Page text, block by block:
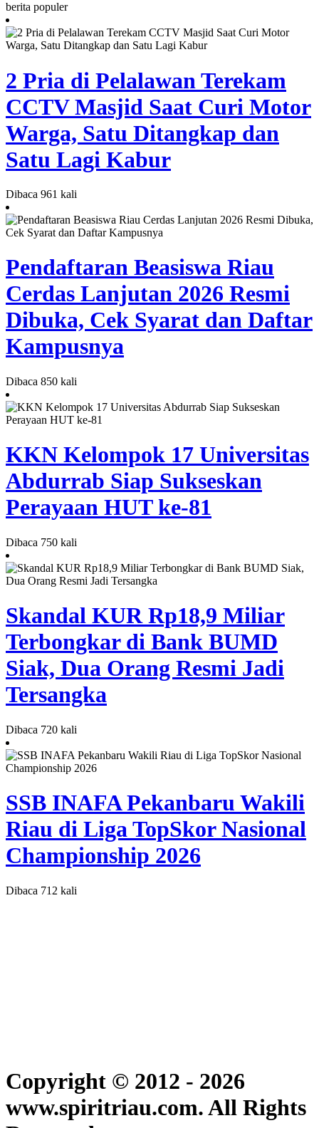
berita populer
2 Pria di Pelalawan Terekam
CCTV Masjid Saat Curi Motor
Warga, Satu Ditangkap dan
Satu Lagi Kabur
Dibaca 961 kali
Pendaftaran Beasiswa Riau
Cerdas Lanjutan 2026 Resmi
Dibuka, Cek Syarat dan Daftar
Kampusnya
Dibaca 850 kali
KKN Kelompok 17 Universitas
Abdurrab Siap Sukseskan
Perayaan HUT ke-81
Dibaca 750 kali
Skandal KUR Rp18,9 Miliar
Terbongkar di Bank BUMD
Siak, Dua Orang Resmi Jadi
Tersangka
Dibaca 720 kali
SSB INAFA Pekanbaru Wakili
Riau di Liga TopSkor Nasional
Championship 2026
Dibaca 712 kali
Copyright © 2012 - 2026
www.spiritriau.com. All Rights